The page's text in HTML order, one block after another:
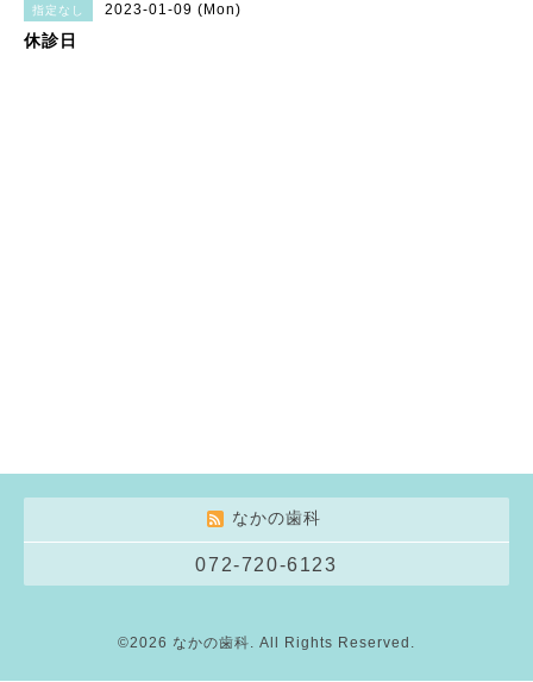
指定なし 2023-01-09 (Mon)
休診日
なかの歯科
072-720-6123
©2026 なかの歯科. All Rights Reserved.